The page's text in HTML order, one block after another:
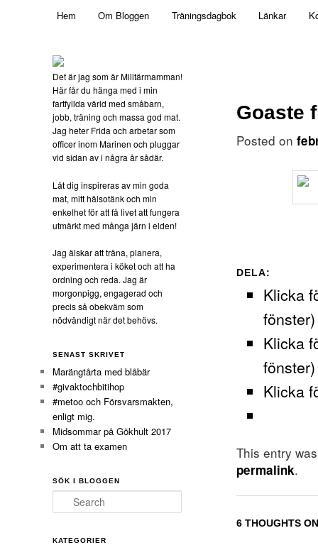
Militärmamman
Skip to primary content
Hem Om Bloggen Träningsdagbok Länkar
Goaste
Posted on
DELA:
Klicka
fönster)
Klicka
fönster)
Klicka
This entry
permalink.
6 THOUGHTS
Det är jag som är Militärmamman!
Här får du hänga med i min
fartfyllda värld med småbarn,
jobb, träning och massa god mat.
Jag heter Frida och arbetar som
officer inom Marinen och pluggar
vid sidan av i några år sådär.
Låt dig inspireras av min goda
mat, mitt hälsotänk och min
enkelhet för att få livet att fungera
utmärkt med många järn i elden!
Jag älskar att träna, planera,
experimentera i köket och att ha
ordning och reda. Jag är
morgonpigg, engagerad och
precis så obekväm som
nödvändigt när det behövs.
SENAST SKRIVET
Marängtårta med blåbär
#givaktochbitihop
#metoo och Försvarsmakten,
enligt mig.
Midsommar på Gökhult 2017
Om att ta examen
SÖK I BLOGGEN
Search
KATEGORIER